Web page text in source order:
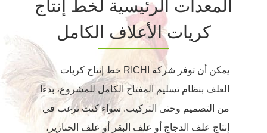
المعدات الرئيسية لخط إنتاج
كريات الأعلاف الكامل
يمكن أن توفر شركة RICHI خط إنتاج كريات
العلف بنظام تسليم المفتاح الكامل للمشروع، بدءًا
من التصميم وحتى التركيب. سواء كنت ترغب في
إنتاج علف الدجاج أو علف البقر أو علف الخنازير،